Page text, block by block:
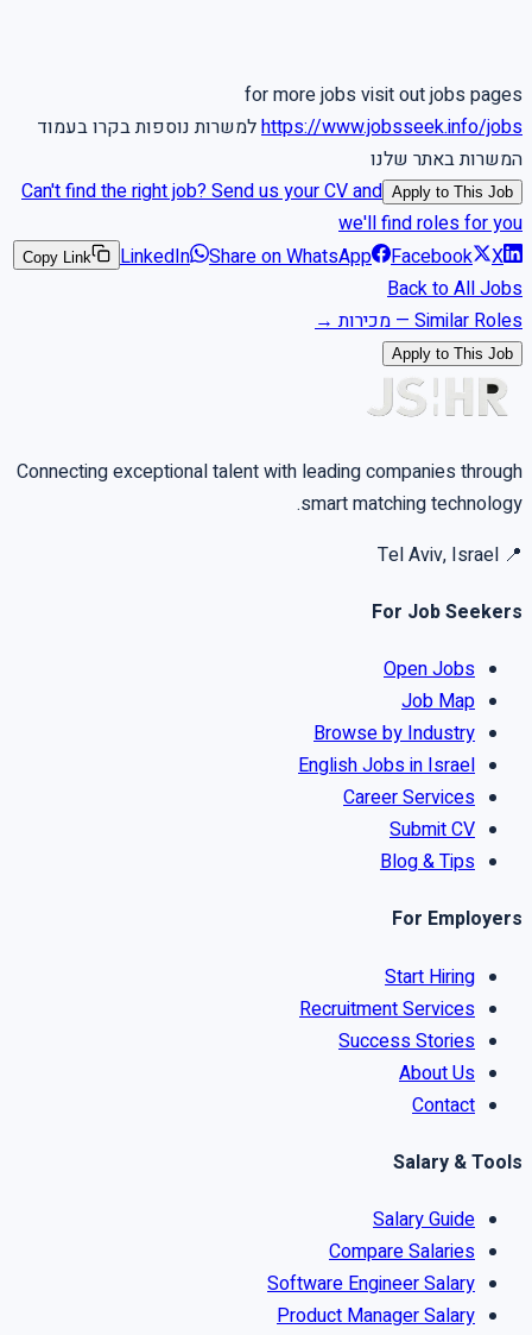
for more jobs visit out jobs pages
https://www.jobsseek.info/jobsלמשרות נוספות בקרו בעמוד
המשרות באתר שלנו
Apply to This Job
Can't find the right job? Send us your CV and
we'll find roles for you
LinkedIn
Share on WhatsApp Facebook X
Copy Link
Back to All Jobs
Similar Roles
— מכירות→
Apply to This Job
Connecting exceptional talent with leading companies through
smart matching technology.
📍
Tel Aviv, Israel
For Job Seekers
Open Jobs
Job Map
Browse by Industry
English Jobs in Israel
Career Services
Submit CV
Blog & Tips
For Employers
Start Hiring
Recruitment Services
Success Stories
About Us
Contact
Salary & Tools
Salary Guide
Compare Salaries
Software Engineer Salary
Product Manager Salary